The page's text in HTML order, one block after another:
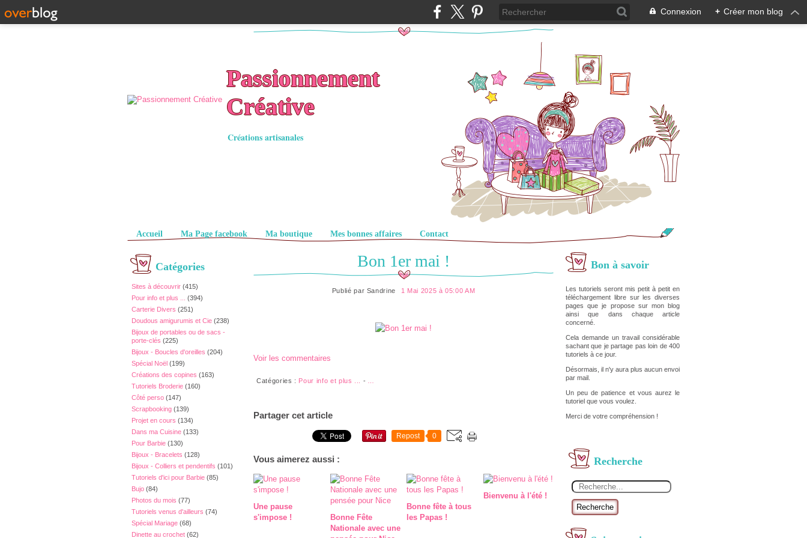
Connexion + Créer mon blog
Passionnement
Créative
Créations artisanales
Pages
Accueil Ma Page facebook Ma boutique Mes bonnes affaires Contact
Catégories
Sites à découvrir (415)
Pour info et plus ...
(394)
Carterie Divers (251)
Doudous amigurumis et Cie (238)
Bijoux de portables ou de sacs -
porte-clés (225)
Bijoux - Boucles d'oreilles (204)
Spécial Noël (199)
Créations des copines (163)
Tutoriels Broderie (160)
Côté perso (147)
Scrapbooking (139)
Projet en cours (134)
Dans ma Cuisine (133)
Pour Barbie (130)
Bijoux - Bracelets (128)
Bijoux - Colliers et pendentifs (101)
Tutoriels d'ici pour Barbie (85)
Bujo (84)
Photos du mois (77)
Tutoriels venus d'ailleurs (74)
Spécial Mariage (68)
Dinette au crochet (62)
Bon à savoir
Les tutoriels seront mis petit à petit en
téléchargement libre sur les diverses
pages que je propose sur mon blog
ainsi que dans chaque article
concerné.
Cela demande un travail considérable
sachant que je partage pas loin de 400
tutoriels à ce jour.
Désormais, il n'y aura plus aucun envoi
par mail.
Un peu de patience et vous aurez le
tutoriel que vous voulez.
Merci de votre compréhension !
Recherche
Recherche
Bon 1er mai !
Publié par Sandrine 1 Mai 2025 à 05:00 AM
Voir les commentaires
Catégories : Pour info et plus ... -
Partager cet article
Repost 0
Vous aimerez aussi :
Une pause
s'impose !
Bonne Fête
Nationale avec une
Bonne fête à tous
les Papas !
Bienvenu à l'été !